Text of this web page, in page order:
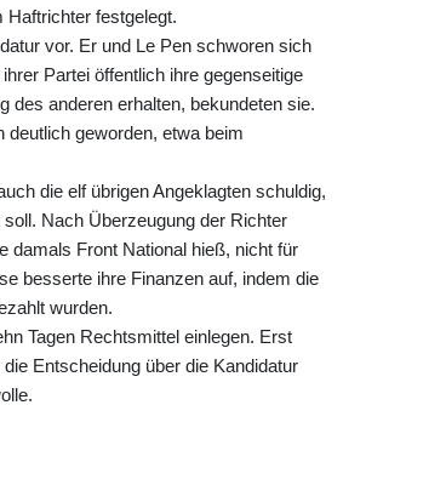
Haftrichter festgelegt.
vor. Er und Le Pen schworen sich
Partei öffentlich ihre gegenseitige
des anderen erhalten, bekundeten sie.
deutlich geworden, etwa beim
die elf übrigen Angeklagten schuldig,
Nach Überzeugung der Richter
damals Front National hieß, nicht für
besserte ihre Finanzen auf, indem die
wurden.
Tagen Rechtsmittel einlegen. Erst
Entscheidung über die Kandidatur